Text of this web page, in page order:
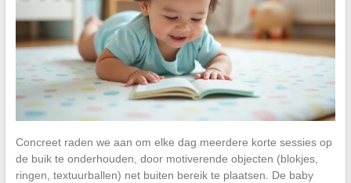
Concreet raden we aan om elke dag meerdere korte sessies op
de buik te onderhouden, door motiverende objecten (blokjes,
ringen, textuurballen) net buiten bereik te plaatsen. De baby